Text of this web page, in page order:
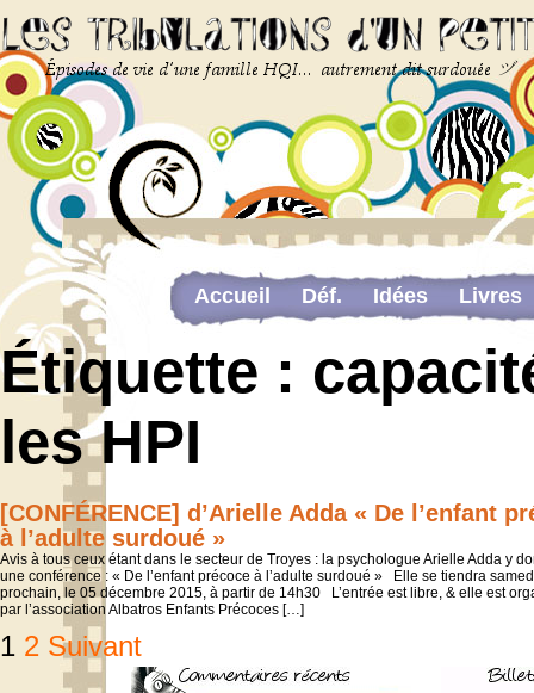
Accueil Déf. Idées
Livres
The last…
Web-congrès portant sur la
Étiquette :
les HPI
[CONFÉRENCE] d’Arielle Adda « De l’enfant
à l’adulte surdoué »
Avis à tous ceux étant dans le secteur de Troyes : la psychologue Arielle Adda y
une conférence : « De l’enfant précoce à l’adulte surdoué » Elle se tiendra
prochain, le 05 décembre 2015, à partir de 14h30 L’entrée est libre, & elle est
par l’association Albatros Enfants Précoces […]
Pagination
des
1 2 Suivant